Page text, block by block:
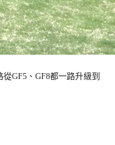
GF5、GF8都一路升級到